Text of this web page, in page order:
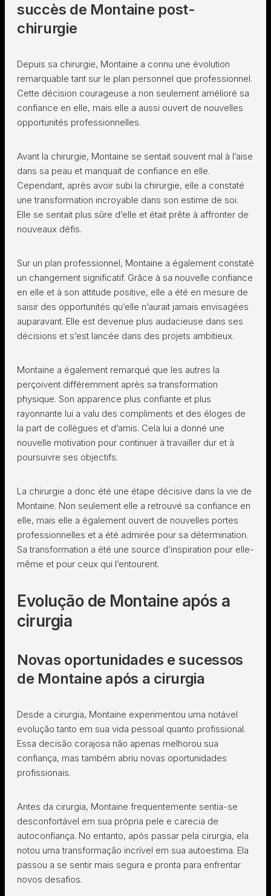
succès de Montaine post-
chirurgie
Depuis sa chirurgie, Montaine a connu une évolution
remarquable tant sur le plan personnel que professionnel.
Cette décision courageuse a non seulement amélioré sa
confiance en elle, mais elle a aussi ouvert de nouvelles
opportunités professionnelles.
Avant la chirurgie, Montaine se sentait souvent mal à l’aise
dans sa peau et manquait de confiance en elle.
Cependant, après avoir subi la chirurgie, elle a constaté
une transformation incroyable dans son estime de soi.
Elle se sentait plus sûre d’elle et était prête à affronter de
nouveaux défis.
Sur un plan professionnel, Montaine a également constaté
un changement significatif. Grâce à sa nouvelle confiance
en elle et à son attitude positive, elle a été en mesure de
saisir des opportunités qu’elle n’aurait jamais envisagées
auparavant. Elle est devenue plus audacieuse dans ses
décisions et s’est lancée dans des projets ambitieux.
Montaine a également remarqué que les autres la
perçoivent différemment après sa transformation
physique. Son apparence plus confiante et plus
rayonnante lui a valu des compliments et des éloges de
la part de collègues et d’amis. Cela lui a donné une
nouvelle motivation pour continuer à travailler dur et à
poursuivre ses objectifs.
La chirurgie a donc été une étape décisive dans la vie de
Montaine. Non seulement elle a retrouvé sa confiance en
elle, mais elle a également ouvert de nouvelles portes
professionnelles et a été admirée pour sa détermination.
Sa transformation a été une source d’inspiration pour elle-
même et pour ceux qui l’entourent.
Evolução de Montaine após a
cirurgia
Novas oportunidades e sucessos
de Montaine após a cirurgia
Desde a cirurgia, Montaine experimentou uma notável
evolução tanto em sua vida pessoal quanto profissional.
Essa decisão corajosa não apenas melhorou sua
confiança, mas também abriu novas oportunidades
profissionais.
Antes da cirurgia, Montaine frequentemente sentia-se
desconfortável em sua própria pele e carecia de
autoconfiança. No entanto, após passar pela cirurgia, ela
notou uma transformação incrível em sua autoestima. Ela
passou a se sentir mais segura e pronta para enfrentar
novos desafios.